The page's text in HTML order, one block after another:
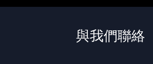
與我們聯絡